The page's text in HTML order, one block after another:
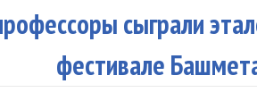
сыграли
фестивале